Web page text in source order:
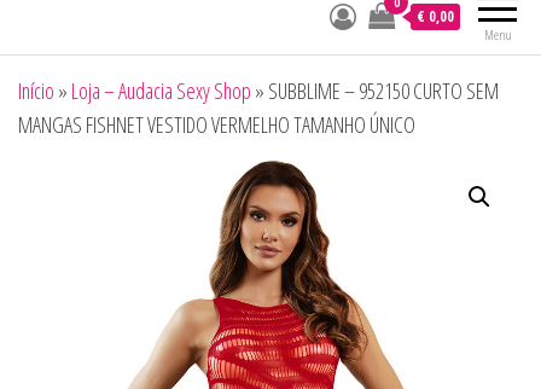
Menu
€ 0,00
Início » Loja – Audacia Sexy Shop » SUBBLIME – 952150 CURTO SEM
MANGAS FISHNET VESTIDO VERMELHO TAMANHO ÚNICO